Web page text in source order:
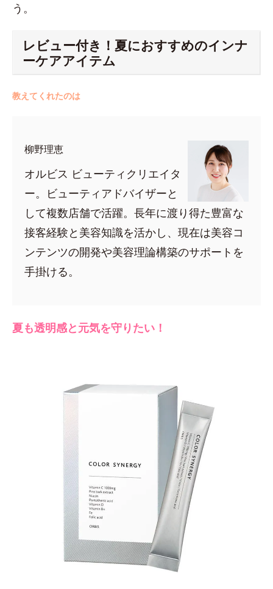
う。
レビュー付き！夏におすすめのインナ
ーケアアイテム
教えてくれたのは
柳野理恵
オルビス ビューティクリエイタ
ー。ビューティアドバイザーと
して複数店舗で活躍。長年に渡り得た豊富な
接客経験と美容知識を活かし、現在は美容コ
ンテンツの開発や美容理論構築のサポートを
手掛ける。
夏も透明感と元気を守りたい！